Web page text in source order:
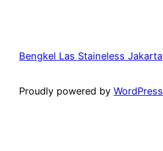
Bengkel Las Staineless Jakarta
Proudly powered by WordPress